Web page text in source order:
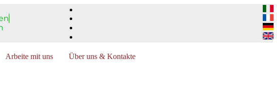
Arbeite mit uns Über uns & Kontakte